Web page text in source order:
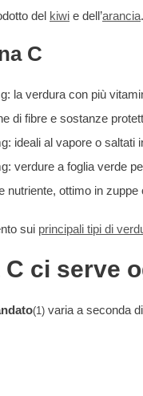
del kiwi e dell’arancia.
C
la verdura con più
di fibre e sostanze
ideali al vapore o saltati
verdure a foglia verde
nutriente, ottimo in zuppe
sui principali tipi di
ci serve
(1) varia a seconda